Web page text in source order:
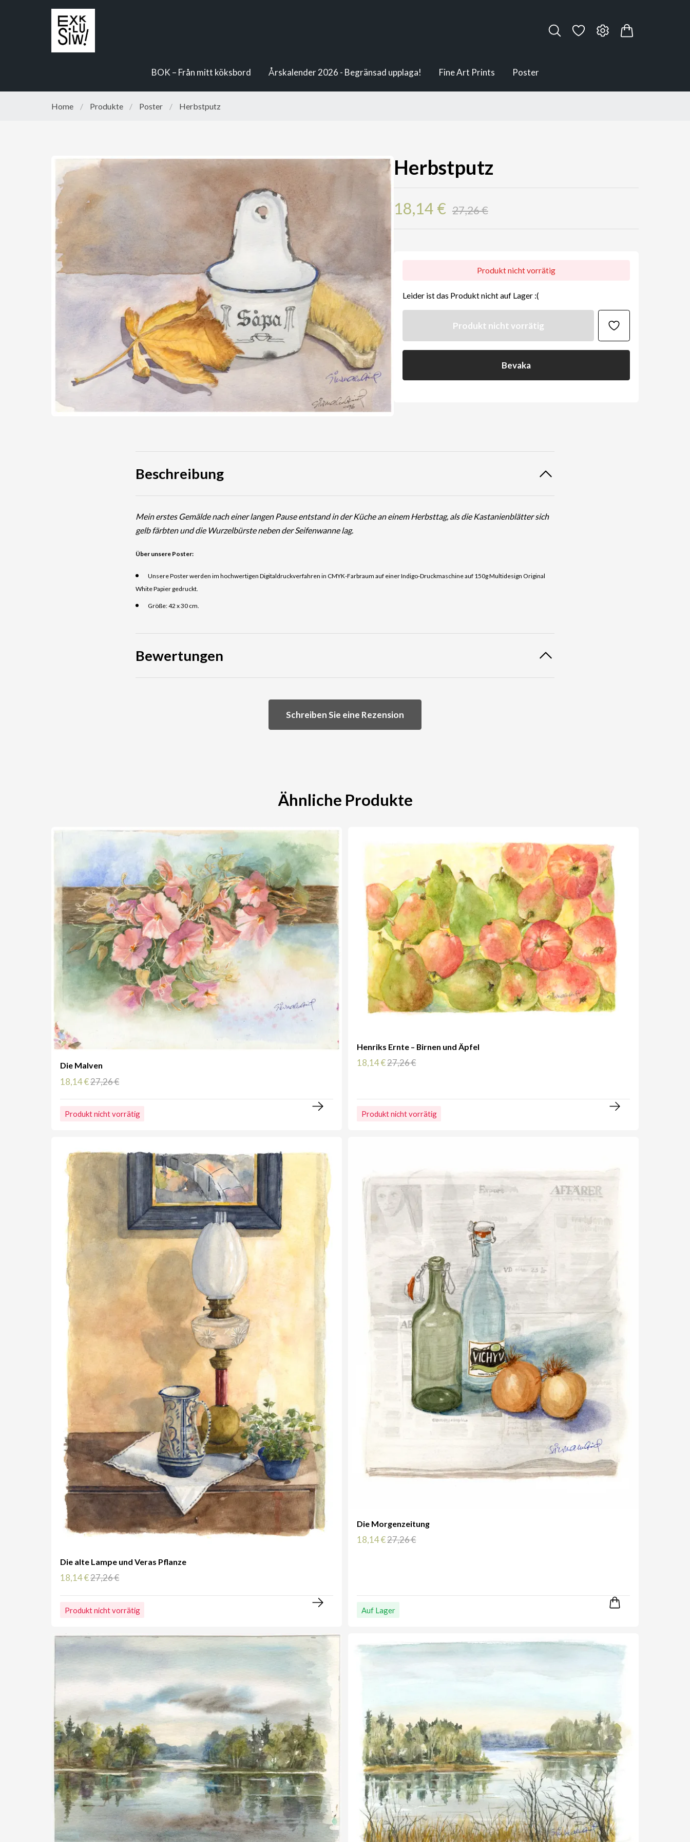
BOK – Från mitt köksbord Årskalender 2026 - Begränsad upplaga! Fine Art Prints Poster
Home / Produkte / Poster / Herbstputz
Herbstputz
18,14 € 27,26 €
Produkt nicht vorrätig
Leider ist das Produkt nicht auf Lager :(
Produkt nicht vorrätig
Bevaka
Beschreibung
Mein erstes Gemälde nach einer langen Pause entstand in der Küche an einem Herbsttag, als die Kastanienblätter sich
gelb färbten und die Wurzelbürste neben der Seifenwanne lag.
Über unsere Poster:
Unsere Poster werden im hochwertigen Digitaldruckverfahren in CMYK-Farbraum auf einer Indigo-Druckmaschine auf 150g Multidesign Original
White Papier gedruckt.
Größe: 42 x 30 cm.
Bewertungen
Schreiben Sie eine Rezension
Ähnliche Produkte
Die Malven
18,14 €27,26 €
Produkt nicht vorrätig
Henriks Ernte – Birnen und Äpfel
18,14 €27,26 €
Produkt nicht vorrätig
Die alte Lampe und Veras Pflanze
18,14 €27,26 €
Produkt nicht vorrätig
Die Morgenzeitung
18,14 €27,26 €
Auf Lager